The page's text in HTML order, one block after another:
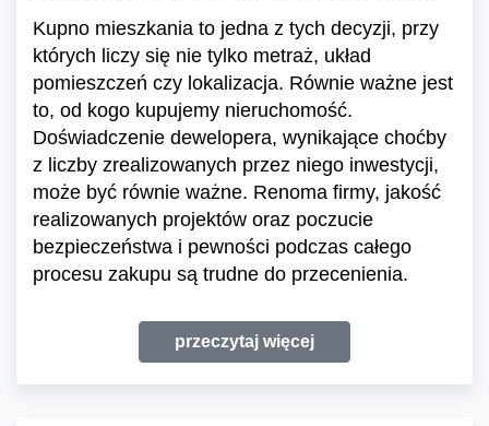
Kupno mieszkania to jedna z tych decyzji, przy
których liczy się nie tylko metraż, układ
pomieszczeń czy lokalizacja. Równie ważne jest
to, od kogo kupujemy nieruchomość.
Doświadczenie dewelopera, wynikające choćby
z liczby zrealizowanych przez niego inwestycji,
może być równie ważne. Renoma firmy, jakość
realizowanych projektów oraz poczucie
bezpieczeństwa i pewności podczas całego
procesu zakupu są trudne do przecenienia.
przeczytaj więcej